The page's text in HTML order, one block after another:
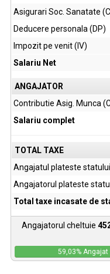
Asigurari Soc. Sanatate
Deducere personala (DP)
Impozit pe venit (IV)
Salariu Net
ANGAJATOR
Contributie Asig. Munca
Salariu complet
TOTAL TAXE
Angajatul plateste statului
Angajatorul plateste
Total taxe incasate de
Angajatorul cheltuie
59,03% Angajat